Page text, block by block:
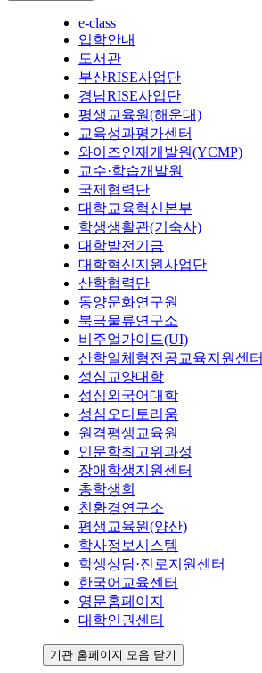
e-class
입학안내
도서관
부산RISE사업단
경남RISE사업단
평생교육원(해운대)
교육성과평가센터
와이즈인재개발원(YCMP)
교수·학습개발원
국제협력단
대학교육혁신본부
학생생활관(기숙사)
대학발전기금
대학혁신지원사업단
산학협력단
동양문화연구원
북극물류연구소
비주얼가이드(UI)
산학일체형전공교육지원센터
성심교양대학
성심외국어대학
성심오디토리움
원격평생교육원
인문학최고위과정
장애학생지원센터
총학생회
친환경연구소
평생교육원(양산)
학사정보시스템
학생상담·진로지원센터
한국어교육센터
영문홈페이지
대학인권센터
기관 홈페이지 모음 닫기